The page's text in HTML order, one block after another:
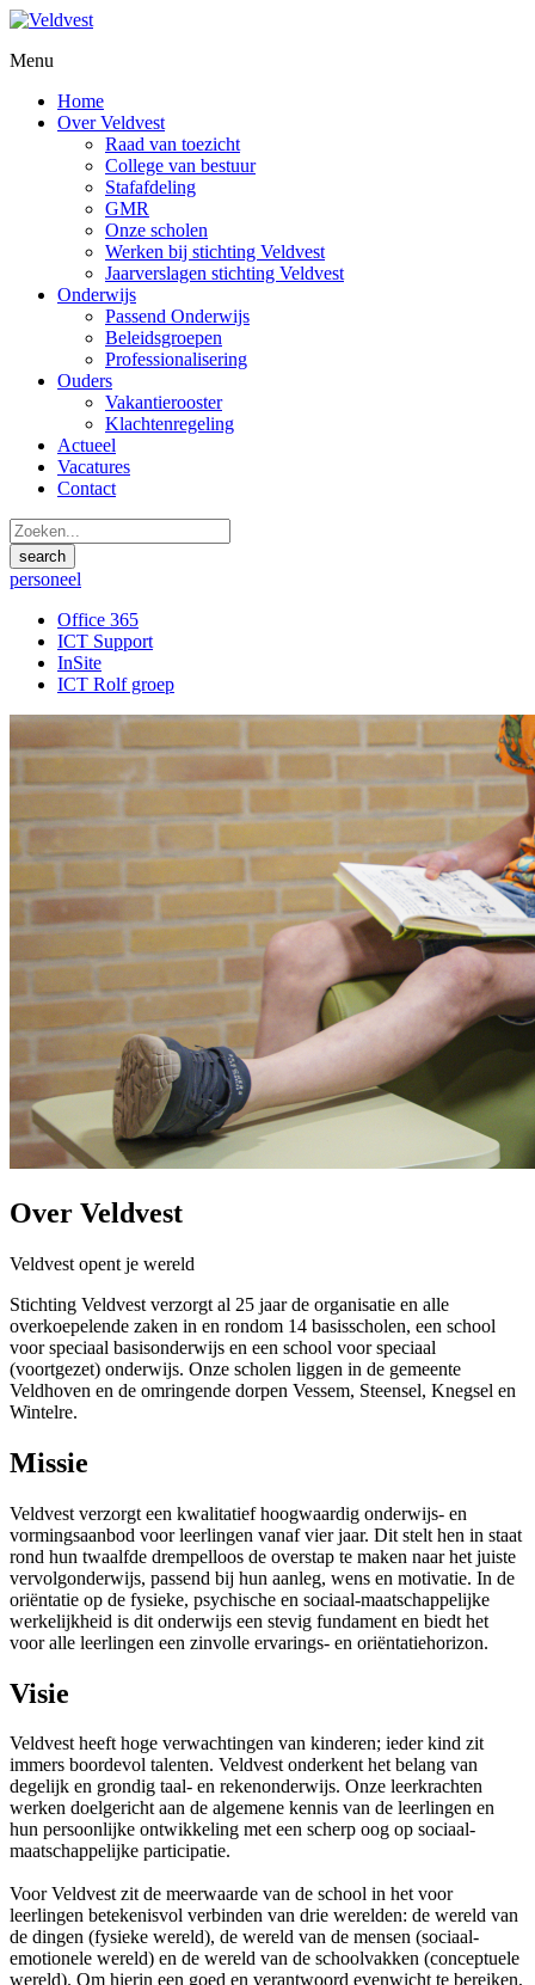
Menu
Home
Over Veldvest
Raad van toezicht
College van bestuur
Stafafdeling
GMR
Onze scholen
Werken bij stichting Veldvest
Jaarverslagen stichting Veldvest
Onderwijs
Passend Onderwijs
Beleidsgroepen
Professionalisering
Ouders
Vakantierooster
Klachtenregeling
Actueel
Vacatures
Contact
personeel
Office 365
ICT Support
InSite
ICT Rolf groep
Over Veldvest
Veldvest opent je wereld
Stichting Veldvest verzorgt al 25 jaar de organisatie en alle
overkoepelende zaken in en rondom 14 basisscholen, een school
voor speciaal basisonderwijs en een school voor speciaal
(voortgezet) onderwijs. Onze scholen liggen in de gemeente
Veldhoven en de omringende dorpen Vessem, Steensel, Knegsel en
Wintelre.
Missie
Veldvest verzorgt een kwalitatief hoogwaardig onderwijs- en
vormingsaanbod voor leerlingen vanaf vier jaar. Dit stelt hen in staat
rond hun twaalfde drempelloos de overstap te maken naar het juiste
vervolgonderwijs, passend bij hun aanleg, wens en motivatie. In de
oriëntatie op de fysieke, psychische en sociaal-maatschappelijke
werkelijkheid is dit onderwijs een stevig fundament en biedt het
voor alle leerlingen een zinvolle ervarings- en oriëntatiehorizon.
Visie
Veldvest heeft hoge verwachtingen van kinderen; ieder kind zit
immers boordevol talenten. Veldvest onderkent het belang van
degelijk en grondig taal- en rekenonderwijs. Onze leerkrachten
werken doelgericht aan de algemene kennis van de leerlingen en
hun persoonlijke ontwikkeling met een scherp oog op sociaal-
maatschappelijke participatie.
Voor Veldvest zit de meerwaarde van de school in het voor
leerlingen betekenisvol verbinden van drie werelden: de wereld van
de dingen (fysieke wereld), de wereld van de mensen (sociaal-
emotionele wereld) en de wereld van de schoolvakken (conceptuele
wereld). Om hierin een goed en verantwoord evenwicht te bereiken,